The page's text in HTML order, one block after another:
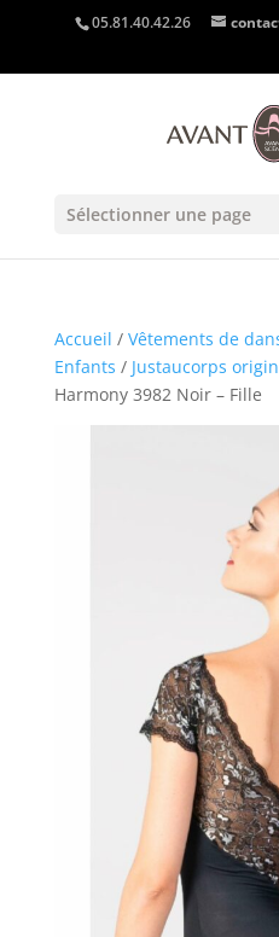
05.81.40.42.26
Sélectionner une page
Accueil / Vêtements de
Enfants / Justaucorps
Harmony 3982 Noir – Fille